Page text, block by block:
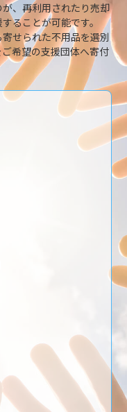
、再利用されたり売却
ることが可能です。
せられた不用品を選別
希望の支援団体へ寄付